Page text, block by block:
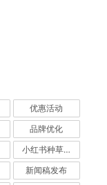
优惠活动
品牌优化
小红书种草营销
新闻稿发布